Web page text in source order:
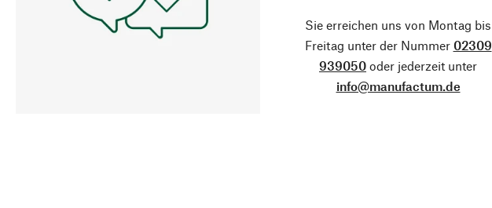
Sie erreichen uns von Montag bis
Freitag unter der Nummer 02309
939050 oder jederzeit unter
info@manufactum.de